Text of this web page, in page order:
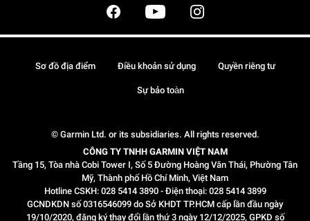
© Garmin Ltd. or its subsidiaries. All rights reserved.
CÔNG TY TNHH GARMIN VIỆT NAM
Tầng 15, Tòa nhà Cobi Tower I, Số 5 Đường Hoàng Văn Thái, Phường Tân
Mỹ, Thành phố Hồ Chí Minh, Việt Nam
Hotline CSKH: 028 5414 3890 - Điện thoại: 028 5414 3899
GCNDKDN số 0316546099 do Sở KHDT TP.HCM cấp lần đầu ngày
19/10/2020, đăng ký thay đổi lần thứ 3 ngày 12/12/2025, GPKD số
Sơ đồ địa điểm Điều khoản sử dụng Quyền riêng tư
Sự bảo toàn